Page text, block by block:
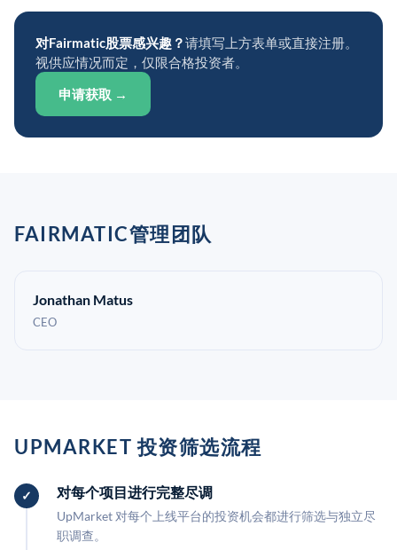
对Fairmatic股票感兴趣？请填写上方表单或直接注册。
视供应情况而定，仅限合格投资者。
申请获取 →
FAIRMATIC管理团队
Jonathan Matus
CEO
UPMARKET 投资筛选流程
对每个项目进行完整尽调
UpMarket 对每个上线平台的投资机会都进行筛选与独立尽
职调查。